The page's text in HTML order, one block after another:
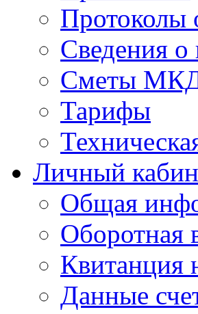
Протоколы
Сведения
Сметы
Тарифы
Личный
Общая
Оборотная
Квитанция
Данные